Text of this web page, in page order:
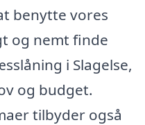
benytte vores
og nemt finde
i Slagelse,
og budget.
tilbyder også